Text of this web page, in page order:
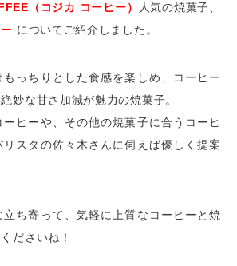
（コジカ コーヒー）
人気の焼菓子、
についてご紹介しました。
っちりとした食感を楽しめ、コーヒー
妙な甘さ加減が魅力の焼菓子。
ヒーや、その他の焼菓子に合うコーヒ
スタの佐々木さんに伺えば優しく提案
ち寄って、気軽に上質なコーヒーと焼
ださいね！